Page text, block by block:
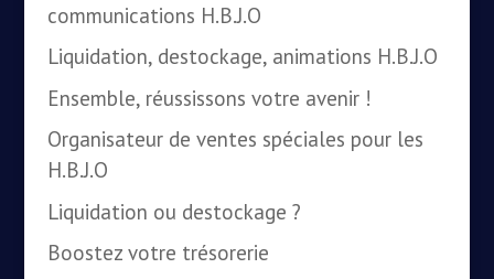
communications H.B.J.O
Liquidation, destockage, animations H.B.J.O
Ensemble, réussissons votre avenir !
Organisateur de ventes spéciales pour les
H.B.J.O
Liquidation ou destockage ?
Boostez votre trésorerie